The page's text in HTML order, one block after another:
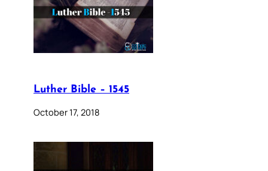
Luther Bible – 1545
October 17, 2018